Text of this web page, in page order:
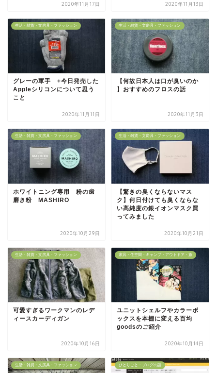
2020年11月17日 2020年11月13日
生活・雑貨・文房具・ファッション
グレーの軍手 +今日発売した
Appleシリコンについて思う
こと
2020年11月11日
生活・雑貨・文房具・ファッション
【何故日本人は口が臭いのか
】おすすめのフロスの話
2020年11月3日
生活・雑貨・文房具・ファッション
ホワイトニング専用 粉の歯
磨き粉 MASHIRO
2020年10月29日
生活・雑貨・文房具・ファッション
【驚きの臭くならないマス
ク】何日付けても臭くならな
い高純度の銀イオンマスク買
ってみました
2020年10月21日
生活・雑貨・文房具・ファッション
可愛すぎるワークマンのレデ
ィースカーディガン
2020年10月16日
家具・住空間・キャンプ・アウトドア・旅
ユニットシェルフやカラーボ
ックスを本棚に変える百均
goodsのご紹介
2020年10月14日
生活・雑貨・文房具・ファッション ひとりごと・ブログの話